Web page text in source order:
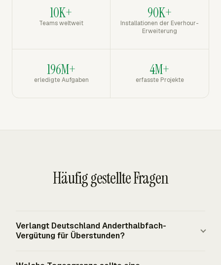
10K+
Teams weltweit
90K+
Installationen der Everhour-
Erweiterung
196M+
erledigte Aufgaben
4M+
erfasste Projekte
Häufig gestellte Fragen
Verlangt Deutschland Anderthalbfach-
Vergütung für Überstunden?